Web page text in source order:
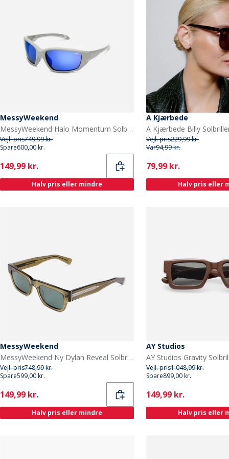
MessyWeekend
MessyWeekend Halo Momentum Solbriller Grå
Vejl. pris749,99 kr.
Spare600,00 kr.
Current
149,99 kr.
Halv pris eller mindre
A Kjærbede
Vejl. pris229,99 kr.
Var94,99 kr.
Current
79,99 kr.
Halv pris eller
MessyWeekend
MessyWeekend Ny Dylan Reveal Solbriller Bottle Green/Transparent
Vejl. pris748,99 kr.
Spare599,00 kr.
Current
149,99 kr.
Halv pris eller mindre
AY Studios
Vejl. pris1.048,99 kr.
Spare899,00 kr.
Current
149,99 kr.
Halv pris eller